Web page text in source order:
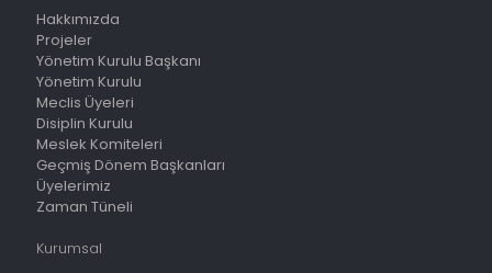
Hakkımızda
Projeler
Yönetim Kurulu Başkanı
Yönetim Kurulu
Meclis Üyeleri
Disiplin Kurulu
Meslek Komiteleri
Geçmiş Dönem Başkanları
Üyelerimiz
Zaman Tüneli
Kurumsal